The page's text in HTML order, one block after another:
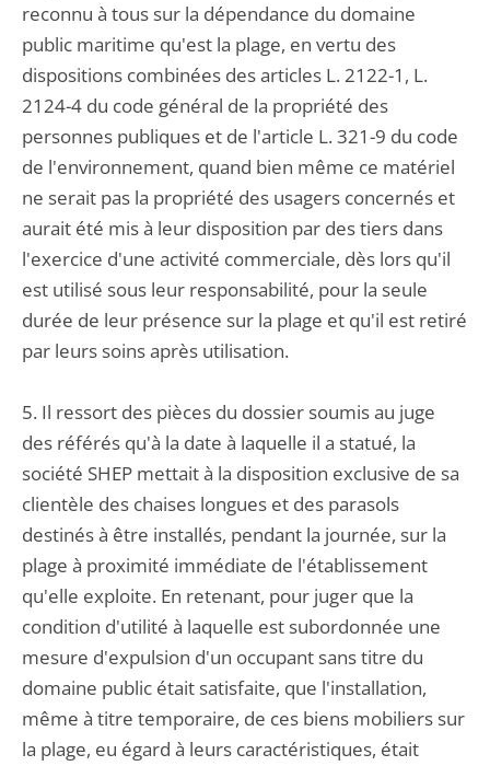
reconnu à tous sur la dépendance du domaine
public maritime qu'est la plage, en vertu des
dispositions combinées des articles L. 2122-1, L.
2124-4 du code général de la propriété des
personnes publiques et de l'article L. 321-9 du code
de l'environnement, quand bien même ce matériel
ne serait pas la propriété des usagers concernés et
aurait été mis à leur disposition par des tiers dans
l'exercice d'une activité commerciale, dès lors qu'il
est utilisé sous leur responsabilité, pour la seule
durée de leur présence sur la plage et qu'il est retiré
par leurs soins après utilisation.
5. Il ressort des pièces du dossier soumis au juge
des référés qu'à la date à laquelle il a statué, la
société SHEP mettait à la disposition exclusive de sa
clientèle des chaises longues et des parasols
destinés à être installés, pendant la journée, sur la
plage à proximité immédiate de l'établissement
qu'elle exploite. En retenant, pour juger que la
condition d'utilité à laquelle est subordonnée une
mesure d'expulsion d'un occupant sans titre du
domaine public était satisfaite, que l'installation,
même à titre temporaire, de ces biens mobiliers sur
la plage, eu égard à leurs caractéristiques, était